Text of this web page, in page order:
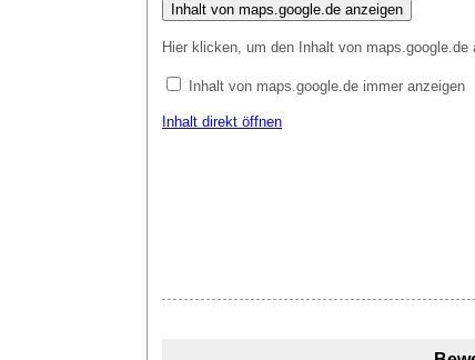
Inhalt von maps.google.de anzeigen
Hier klicken, um den Inhalt von maps.google.de
Inhalt von maps.google.de immer anzeigen
Inhalt direkt öffnen